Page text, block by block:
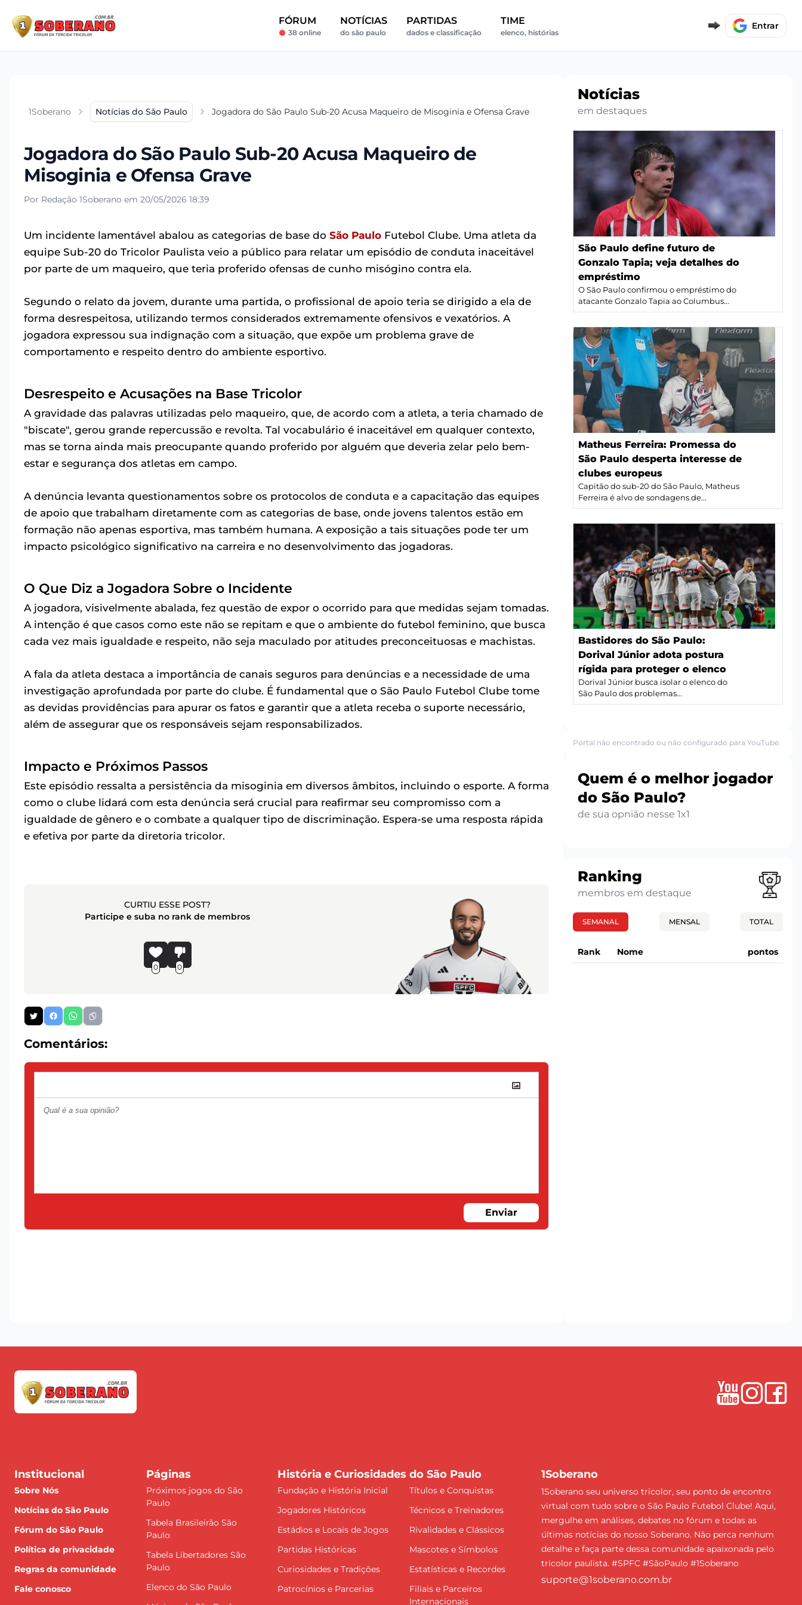
FÓRUM
38 online
NOTÍCIAS
do são paulo
PARTIDAS
dados e classificação
TIME
elenco, histórias
Entrar
1Soberano Notícias do São Paulo Jogadora do São Paulo Sub-20 Acusa Maqueiro de Misoginia e Ofensa Grave
Jogadora do São Paulo Sub-20 Acusa Maqueiro de
Misoginia e Ofensa Grave
Por Redação 1Soberano em 20/05/2026 18:39
Um incidente lamentável abalou as categorias de base do São Paulo Futebol Clube. Uma atleta da
equipe Sub-20 do Tricolor Paulista veio a público para relatar um episódio de conduta inaceitável
por parte de um maqueiro, que teria proferido ofensas de cunho misógino contra ela.
Segundo o relato da jovem, durante uma partida, o profissional de apoio teria se dirigido a ela de
forma desrespeitosa, utilizando termos considerados extremamente ofensivos e vexatórios. A
jogadora expressou sua indignação com a situação, que expõe um problema grave de
comportamento e respeito dentro do ambiente esportivo.
Desrespeito e Acusações na Base Tricolor
A gravidade das palavras utilizadas pelo maqueiro, que, de acordo com a atleta, a teria chamado de
"biscate", gerou grande repercussão e revolta. Tal vocabulário é inaceitável em qualquer contexto,
mas se torna ainda mais preocupante quando proferido por alguém que deveria zelar pelo bem-
estar e segurança dos atletas em campo.
A denúncia levanta questionamentos sobre os protocolos de conduta e a capacitação das equipes
de apoio que trabalham diretamente com as categorias de base, onde jovens talentos estão em
formação não apenas esportiva, mas também humana. A exposição a tais situações pode ter um
impacto psicológico significativo na carreira e no desenvolvimento das jogadoras.
O Que Diz a Jogadora Sobre o Incidente
A jogadora, visivelmente abalada, fez questão de expor o ocorrido para que medidas sejam tomadas.
A intenção é que casos como este não se repitam e que o ambiente do futebol feminino, que busca
cada vez mais igualdade e respeito, não seja maculado por atitudes preconceituosas e machistas.
A fala da atleta destaca a importância de canais seguros para denúncias e a necessidade de uma
investigação aprofundada por parte do clube. É fundamental que o São Paulo Futebol Clube tome
as devidas providências para apurar os fatos e garantir que a atleta receba o suporte necessário,
além de assegurar que os responsáveis sejam responsabilizados.
Impacto e Próximos Passos
Este episódio ressalta a persistência da misoginia em diversos âmbitos, incluindo o esporte. A forma
como o clube lidará com esta denúncia será crucial para reafirmar seu compromisso com a
igualdade de gênero e o combate a qualquer tipo de discriminação. Espera-se uma resposta rápida
e efetiva por parte da diretoria tricolor.
CURTIU ESSE POST?
Participe e suba no rank de membros
0 0
Comentários:
Enviar
Notícias
em destaques
São Paulo define futuro de
Gonzalo Tapia; veja detalhes do
empréstimo
O São Paulo confirmou o empréstimo do
atacante Gonzalo Tapia ao Columbus...
Matheus Ferreira: Promessa do
São Paulo desperta interesse de
clubes europeus
Capitão do sub-20 do São Paulo, Matheus
Ferreira é alvo de sondagens de...
Bastidores do São Paulo:
Dorival Júnior adota postura
rígida para proteger o elenco
Dorival Júnior busca isolar o elenco do
São Paulo dos problemas...
Portal não encontrado ou não configurado para YouTube.
Quem é o melhor jogador
do São Paulo?
de sua opnião nesse 1x1
Ranking
membros em destaque
SEMANAL MENSAL TOTAL
Rank Nome pontos
Institucional
Sobre Nós
Notícias do São Paulo
Fórum do São Paulo
Política de privacidade
Regras da comunidade
Fale conosco
Páginas
Próximos jogos do São
Paulo
Tabela Brasileirão São
Paulo
Tabela Libertadores São
Paulo
Elenco do São Paulo
História e Curiosidades do São Paulo
Fundação e História Inicial
Títulos e Conquistas
Jogadores Históricos
Técnicos e Treinadores
Estádios e Locais de Jogos
Rivalidades e Clássicos
Partidas Históricas
Mascotes e Símbolos
Curiosidades e Tradições
Estatísticas e Recordes
Patrocínios e Parcerias
Filiais e Parceiros
Internacionais
1Soberano
1Soberano seu universo tricolor, seu ponto de encontro
virtual com tudo sobre o São Paulo Futebol Clube! Aqui,
mergulhe em análises, debates no fórum e todas as
últimas notícias do nosso Soberano. Não perca nenhum
detalhe e faça parte dessa comunidade apaixonada pelo
tricolor paulista. #SPFC #SãoPaulo #1Soberano
suporte@1soberano.com.br